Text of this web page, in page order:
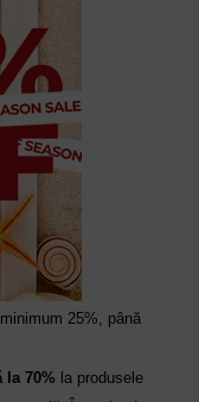
25%, până
la 70% la produsele